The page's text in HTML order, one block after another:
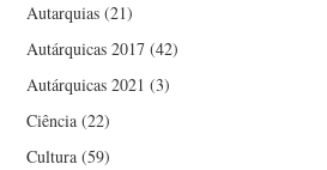
Autarquias (21)
Autárquicas 2017 (42)
Autárquicas 2021 (3)
Ciência (22)
Cultura (59)